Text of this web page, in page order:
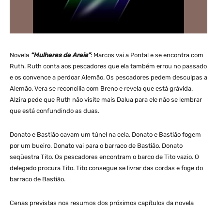
Novela “Mulheres de Areia”: Marcos vai a Pontal e se encontra com
Ruth. Ruth conta aos pescadores que ela também errou no passado
e os convence a perdoar Alemão. Os pescadores pedem desculpas a
Alemão. Ve­ra se reconcilia com Breno e revela que está grávida.
Alzira pede que Ruth não visite mais Dalua para ele não se lembrar
que está confundindo as duas.
Donato e Bastião cavam um túnel na cela. Donato e Bastião fogem
por um bueiro. Donato vai para o barraco de Bastião. Donato
seqüestra Tito. Os pescadores encontram o barco de Tito vazio. O
delegado procura Tito. Tito consegue se livrar das cordas e foge do
barraco de Bastião.
Cenas previstas nos resumos dos próximos capítulos da novela